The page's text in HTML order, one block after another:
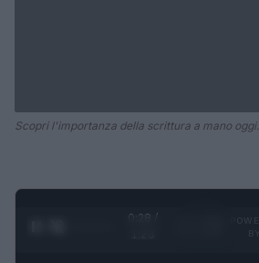
Scopri l'importanza della scrittura a mano oggi.
0:28 /